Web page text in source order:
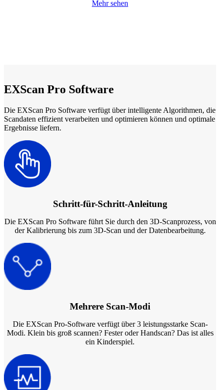
Mehr sehen
EXScan Pro Software
Die EXScan Pro Software verfügt über intelligente Algorithmen, die
Scandaten effizient verarbeiten und optimieren können und optimale
Ergebnisse liefern.
Schritt-für-Schritt-Anleitung
Die EXScan Pro Software führt Sie durch den 3D-Scanprozess, von
der Kalibrierung bis zum 3D-Scan und der Datenbearbeitung.
Mehrere Scan-Modi
Die EXScan Pro-Software verfügt über 3 leistungsstarke Scan-
Modi. Klein bis groß scannen? Fester oder Handscan? Das ist alles
ein Kinderspiel.